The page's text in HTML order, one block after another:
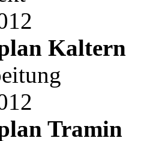
Kaltern
Tramin